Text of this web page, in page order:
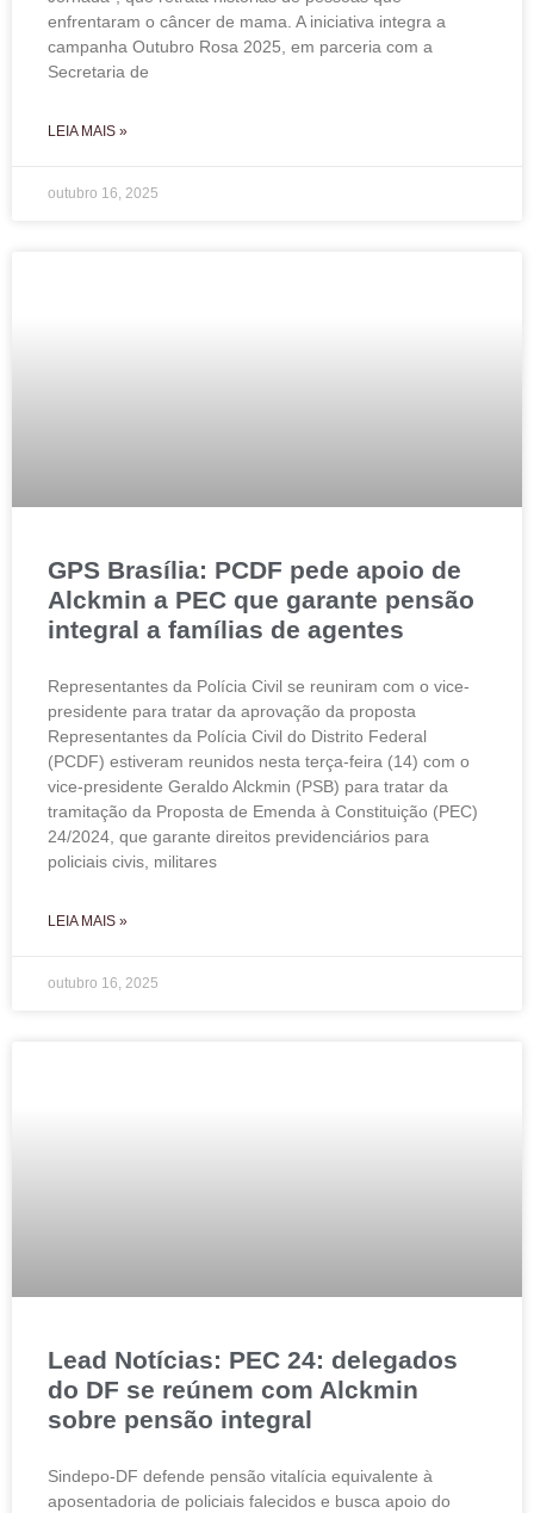
enfrentaram o câncer de mama. A iniciativa integra a
campanha Outubro Rosa 2025, em parceria com a
Secretaria de
LEIA MAIS »
outubro 16, 2025
GPS Brasília: PCDF pede apoio de
Alckmin a PEC que garante pensão
integral a famílias de agentes
Representantes da Polícia Civil se reuniram com o vice-
presidente para tratar da aprovação da proposta
Representantes da Polícia Civil do Distrito Federal
(PCDF) estiveram reunidos nesta terça-feira (14) com o
vice-presidente Geraldo Alckmin (PSB) para tratar da
tramitação da Proposta de Emenda à Constituição (PEC)
24/2024, que garante direitos previdenciários para
policiais civis, militares
LEIA MAIS »
outubro 16, 2025
Lead Notícias: PEC 24: delegados
do DF se reúnem com Alckmin
sobre pensão integral
Sindepo-DF defende pensão vitalícia equivalente à
aposentadoria de policiais falecidos e busca apoio do